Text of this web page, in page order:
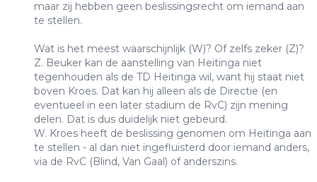
maar zij hebben geen beslissingsrecht om iemand aan
te stellen.
Wat is het meest waarschijnlijk (W)? Of zelfs zeker (Z)?
Z. Beuker kan de aanstelling van Heitinga niet
tegenhouden als de TD Heitinga wil, want hij staat niet
boven Kroes. Dat kan hij alleen als de Directie (en
eventueel in een later stadium de RvC) zijn mening
delen. Dat is dus duidelijk niet gebeurd.
W. Kroes heeft de beslissing genomen om Heitinga aan
te stellen - al dan niet ingefluisterd door iemand anders,
via de RvC (Blind, Van Gaal) of anderszins.